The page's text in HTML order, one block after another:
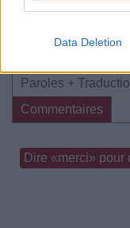
Data Deletion
Concert/Live
Paroles +
Commentaires
Dire «merci» pour